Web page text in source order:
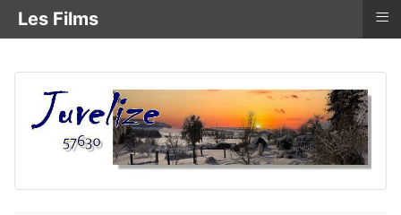
Les Films ≡